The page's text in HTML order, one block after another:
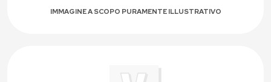
IMMAGINE A SCOPO PURAMENTE ILLUSTRATIVO